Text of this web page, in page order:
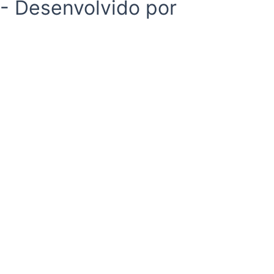
Desenvolvido por